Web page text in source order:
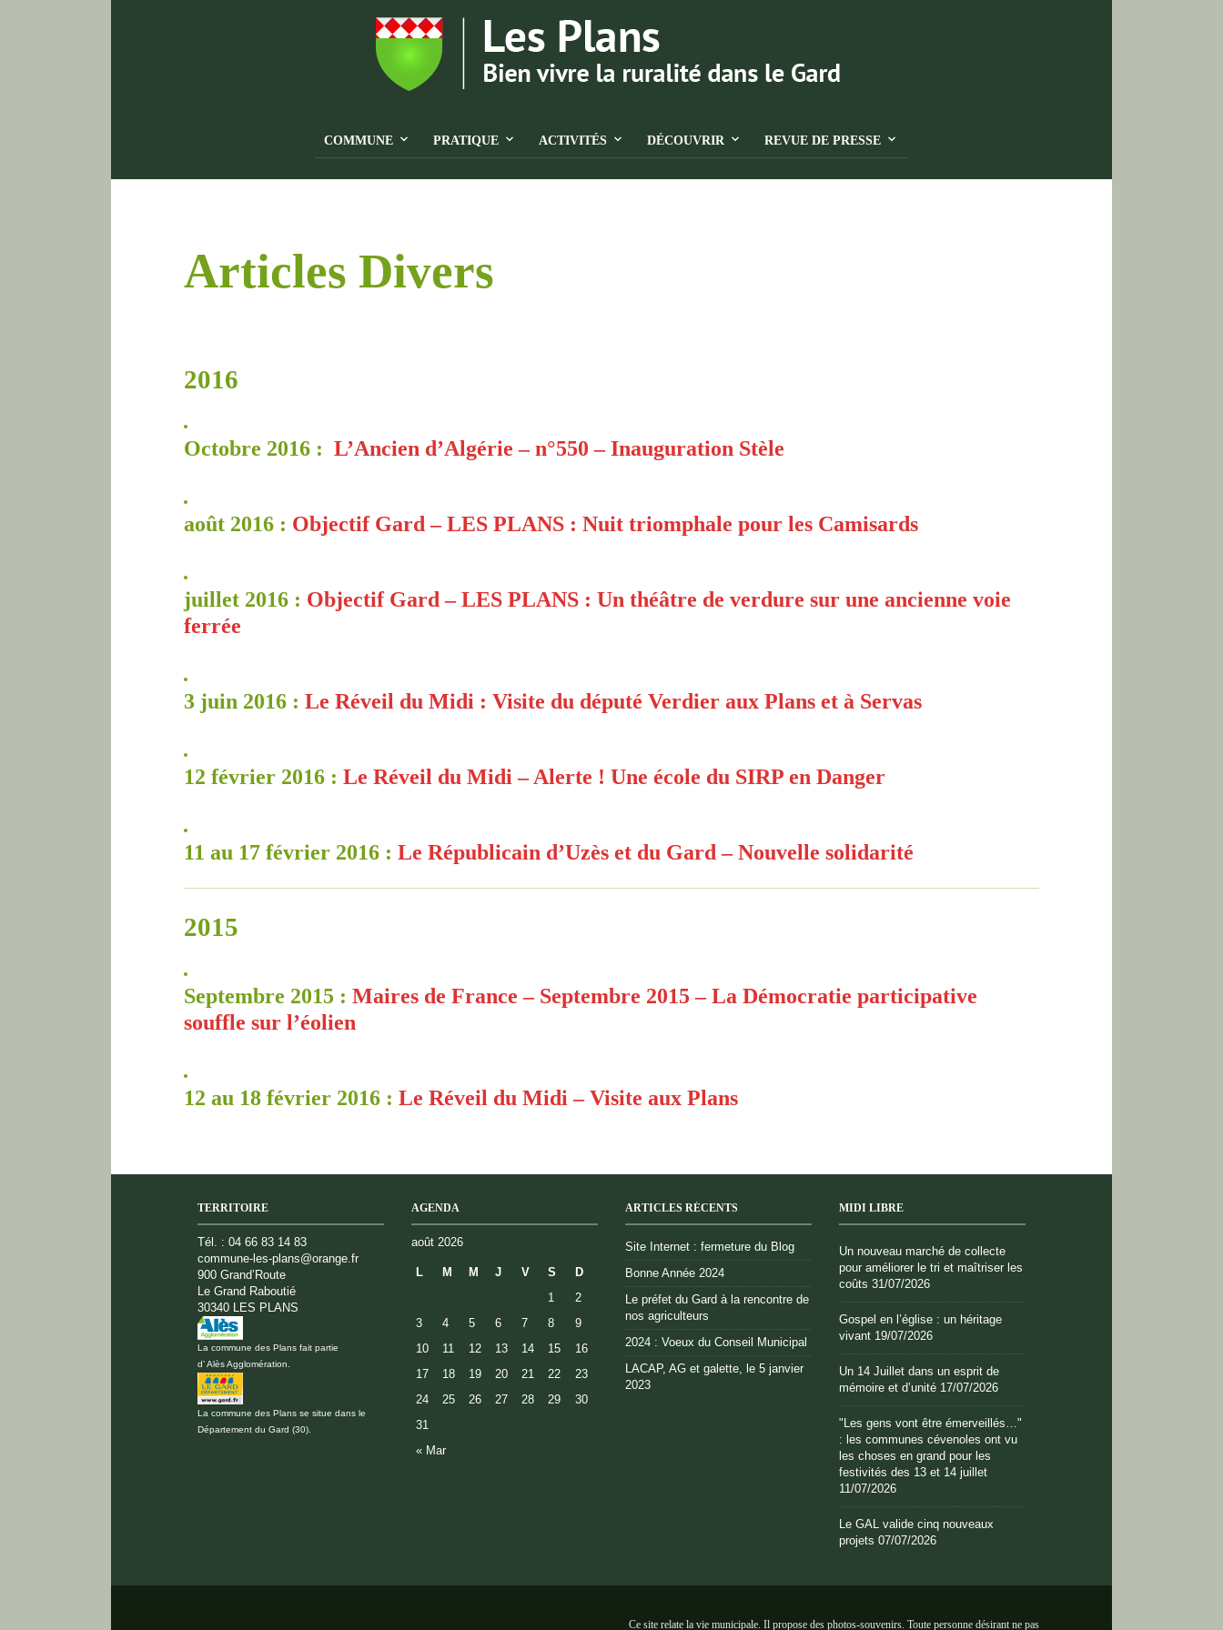
COMMUNE PRATIQUE ACTIVITÉS DÉCOUVRIR REVUE DE PRESSE
Articles Divers
2016
Octobre 2016 : L’Ancien d’Algérie – n°550 – Inauguration Stèle
août 2016 : Objectif Gard – LES PLANS : Nuit triomphale pour les Camisards
juillet 2016 : Objectif Gard – LES PLANS : Un théâtre de verdure sur une ancienne voie
ferrée
3 juin 2016 : Le Réveil du Midi : Visite du député Verdier aux Plans et à Servas
12 février 2016 : Le Réveil du Midi – Alerte ! Une école du SIRP en Danger
11 au 17 février 2016 : Le Républicain d’Uzès et du Gard – Nouvelle solidarité
2015
Septembre 2015 : Maires de France – Septembre 2015 – La Démocratie participative
souffle sur l’éolien
12 au 18 février 2016 : Le Réveil du Midi – Visite aux Plans
TERRITOIRE
Tél. : 04 66 83 14 83
commune-les-plans@orange.fr
900 Grand’Route
Le Grand Raboutié
30340 LES PLANS
La commune des Plans fait partie
d’ Alès Agglomération.
La commune des Plans se situe dans le
Département du Gard (30).
AGENDA
août 2026
L M M J V S D
« Mar
1
2
3
4 5 6 7 8
9
10
11 12 13 14 15
16
17
18 19 20 21 22
23
24
25 26 27 28 29
30
31
ARTICLES RÉCENTS
Site Internet : fermeture du Blog
Bonne Année 2024
Le préfet du Gard à la rencontre de
nos agriculteurs
2024 : Voeux du Conseil Municipal
LACAP, AG et galette, le 5 janvier
2023
MIDI LIBRE
Un nouveau marché de collecte
pour améliorer le tri et maîtriser les
coûts 31/07/2026
Gospel en l’église : un héritage
vivant 19/07/2026
Un 14 Juillet dans un esprit de
mémoire et d’unité 17/07/2026
"Les gens vont être émerveillés…"
: les communes cévenoles ont vu
les choses en grand pour les
festivités des 13 et 14 juillet
11/07/2026
Le GAL valide cinq nouveaux
projets 07/07/2026
Ce site relate la vie municipale. Il propose des photos-souvenirs. Toute personne désirant ne pas